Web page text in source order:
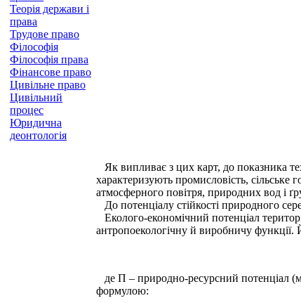
Теорія держави і
права
Трудове право
Філософія
Філософія права
Фінансове право
Цивільне право
Цивільний
процес
Юридична
деонтологія
Як випливає з цих карт, до показника
характеризують промисловість, сільське
атмосферного повітря, природних вод і
До потенціалу стійкості природного
Еколого-економічний потенціал
антропоекологічну й виробничу
де П – природно-ресурсний потенціал
формулою: